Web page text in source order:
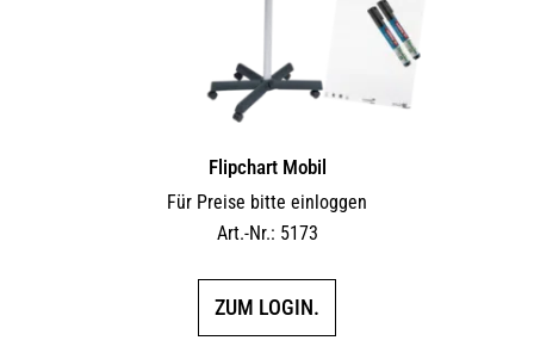
Flipchart Mobil
Für Preise bitte einloggen
Art.-Nr.: 5173
ZUM LOGIN.